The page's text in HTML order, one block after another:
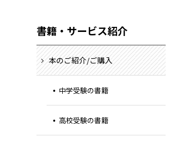
書籍・サービス紹介
本のご紹介/ご購入
中学受験の書籍
高校受験の書籍